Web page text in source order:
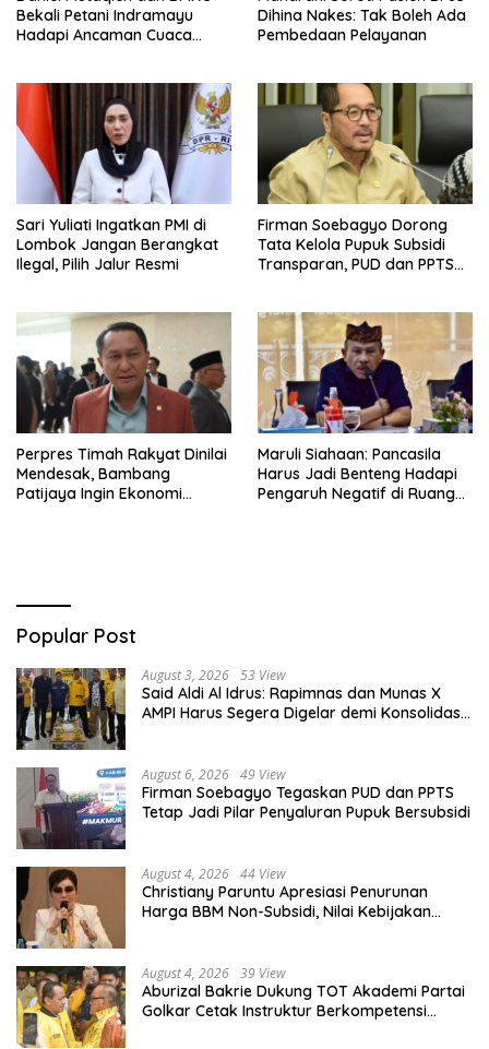
Bekali Petani Indramayu
Hadapi Ancaman Cuaca
Dihina Nakes: Tak Boleh Ada
Pembedaan Pelayanan
Sari Yuliati Ingatkan PMI di
Lombok Jangan Berangkat
Ilegal, Pilih Jalur Resmi
Firman Soebagyo Dorong
Tata Kelola Pupuk Subsidi
Transparan, PUD dan PPTS
Perpres Timah Rakyat Dinilai
Mendesak, Bambang
Patijaya Ingin Ekonomi
Maruli Siahaan: Pancasila
Harus Jadi Benteng Hadapi
Pengaruh Negatif di Ruang
Popular Post
August 3, 2026 53 View
Said Aldi Al Idrus: Rapimnas dan Munas X
AMPI Harus Segera Digelar demi Konsolidasi
August 6, 2026 49 View
Firman Soebagyo Tegaskan PUD dan PPTS
Tetap Jadi Pilar Penyaluran Pupuk Bersubsidi
August 4, 2026 44 View
Christiany Paruntu Apresiasi Penurunan
Harga BBM Non-Subsidi, Nilai Kebijakan
August 4, 2026 39 View
Aburizal Bakrie Dukung TOT Akademi Partai
Golkar Cetak Instruktur Berkompetensi